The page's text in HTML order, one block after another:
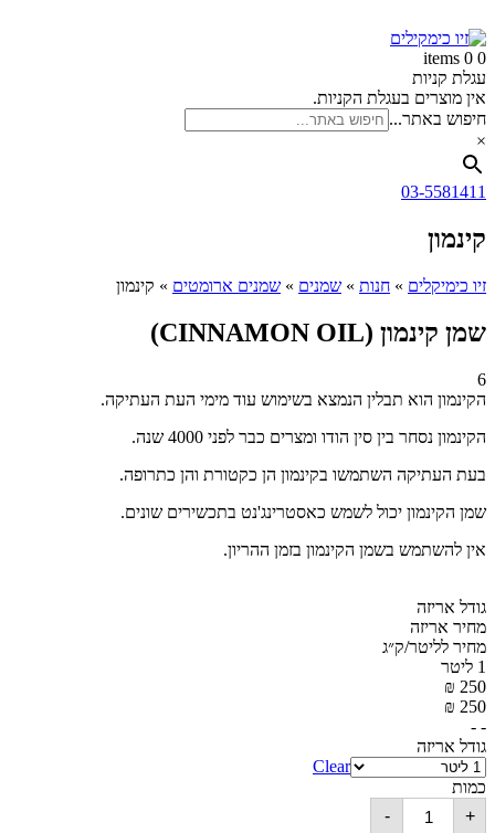
לתוכן
כימקילים
0
0 items
עגלת קניות
אין מוצרים בעגלת הקניות.
חיפוש באתר...
×
03-5581411
קינמון
זיו כימיקלים » חנות » שמנים » שמנים ארומטים » קינמון
שמן קינמון (CINNAMON OIL)
6
הקינמון הוא תבלין הנמצא בשימוש עוד מימי העת העתיקה.
הקינמון נסחר בין סין הודו ומצרים כבר לפני 4000 שנה.
בעת העתיקה השתמשו בקינמון הן כקטורת והן כתרופה.
שמן הקינמון יכול לשמש כאסטרינג'נט בתכשירים שונים.
אין להשתמש בשמן הקינמון בזמן ההריון.
גודל אריזה
מחיר אריזה
מחיר לליטר/ק״ג
1 ליטר
250
₪
250
₪
- -
גודל אריזה
Clear
כמות
-
קינמון
quantity
+